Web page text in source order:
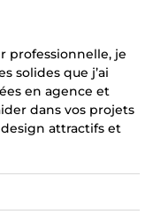
professionnelle, je
solides que j’ai
en agence et
dans vos projets
attractifs et
projet ? N’hésitez